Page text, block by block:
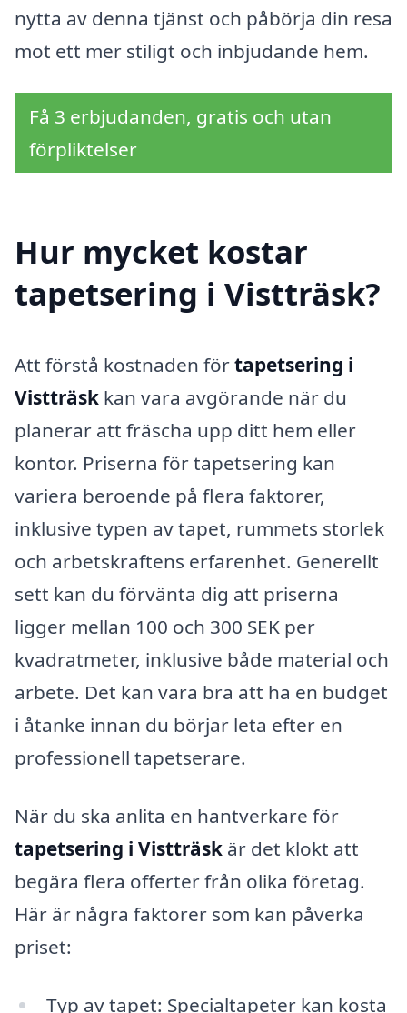
nytta av denna tjänst och påbörja din resa
mot ett mer stiligt och inbjudande hem.
Få 3 erbjudanden, gratis och utan
förpliktelser
Hur mycket kostar
tapetsering i Vistträsk?
Att förstå kostnaden förtapetsering i
Vistträsk kan vara avgörande när du
planerar att fräscha upp ditt hem eller
kontor. Priserna för tapetsering kan
variera beroende på flera faktorer,
inklusive typen av tapet, rummets storlek
och arbetskraftens erfarenhet. Generellt
sett kan du förvänta dig att priserna
ligger mellan 100 och 300 SEK per
kvadratmeter, inklusive både material och
arbete. Det kan vara bra att ha en budget
i åtanke innan du börjar leta efter en
professionell tapetserare.
När du ska anlita en hantverkare för
tapetsering i Vistträsk är det klokt att
begära flera offerter från olika företag.
Här är några faktorer som kan påverka
priset:
Typ av tapet: Specialtapeter kan kosta